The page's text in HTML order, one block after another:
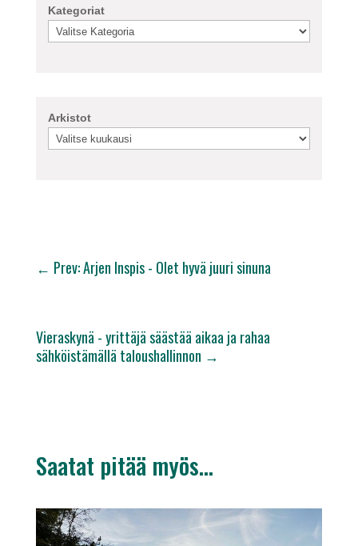
Kategoriat
Arkistot
← Prev: Arjen Inspis - Olet hyvä juuri sinuna
Vieraskynä - yrittäjä säästää aikaa ja rahaa
sähköistämällä taloushallinnon →
Saatat pitää myös…